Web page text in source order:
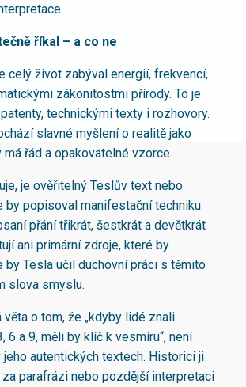
říkal – a co ne
celý život zabýval energií, frekvencí,
zákonitostmi přírody. To je
technickými texty i rozhovory.
slavné myšlení o realitě jako
řád a opakovatelné vzorce.
je ověřitelný Teslův text nebo
by popisoval manifestační techniku
přání třikrát, šestkrát a devětkrát
ani primární zdroje, které by
by Tesla učil duchovní práci s těmito
slova smyslu.
věta o tom, že „kdyby lidé znali
6 a 9, měli by klíč k vesmíru“, není
jeho autentických textech. Historici ji
parafrázi nebo pozdější interpretaci